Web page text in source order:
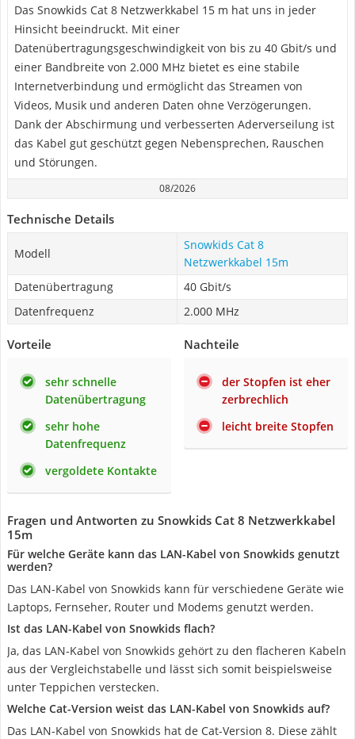
Das Snowkids Cat 8 Netzwerkkabel 15 m hat uns in jeder
Hinsicht beeindruckt. Mit einer
Datenübertragungsgeschwindigkeit von bis zu 40 Gbit/s und
einer Bandbreite von 2.000 MHz bietet es eine stabile
Internetverbindung und ermöglicht das Streamen von
Videos, Musik und anderen Daten ohne Verzögerungen.
Dank der Abschirmung und verbesserten Aderverseilung ist
das Kabel gut geschützt gegen Nebensprechen, Rauschen
und Störungen.
08/2026
Technische Details
Modell
Snowkids Cat 8
Netzwerkkabel 15m
Datenübertragung
40 Gbit/s
Datenfrequenz
2.000 MHz
Vorteile
sehr schnelle
Datenübertragung
sehr hohe
Datenfrequenz
vergoldete Kontakte
Nachteile
der Stopfen ist eher
zerbrechlich
leicht breite Stopfen
Fragen und Antworten zu Snowkids Cat 8 Netzwerkkabel
15m
Für welche Geräte kann das LAN-Kabel von Snowkids genutzt
werden?
Das LAN-Kabel von Snowkids kann für verschiedene Geräte wie
Laptops, Fernseher, Router und Modems genutzt werden.
Ist das LAN-Kabel von Snowkids flach?
Ja, das LAN-Kabel von Snowkids gehört zu den flacheren Kabeln
aus der Vergleichstabelle und lässt sich somit beispielsweise
unter Teppichen verstecken.
Welche Cat-Version weist das LAN-Kabel von Snowkids auf?
Das LAN-Kabel von Snowkids hat de Cat-Version 8. Diese zählt